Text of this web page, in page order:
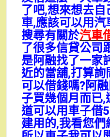
了吧,想來想去
車,應該可以用
搜尋有關於汽車
了很多信貸公司
是阿融找了一家
近的當舖,打算
可以借錢嗎?阿
子買幾個月而已
道可以用車子借
建用的,我看您